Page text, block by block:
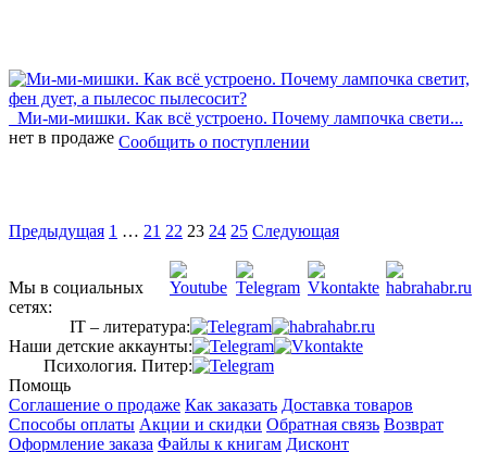
Ми-ми-мишки. Как всё устроено. Почему лампочка свети...
нет в продаже Сообщить о поступлении
Предыдущая 1 … 21 22 23 24 25 Следующая
Мы в социальных
сетях:
IT – литература:
Наши детские аккаунты:
Психология. Питер:
Помощь
Соглашение о продаже Как заказать Доставка товаров
Способы оплаты Акции и скидки Обратная связь Возврат
Оформление заказа Файлы к книгам Дисконт